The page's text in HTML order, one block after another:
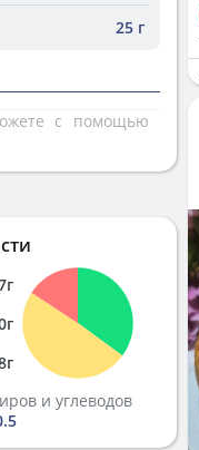
25 г
с помощью
г
г
г
и углеводов